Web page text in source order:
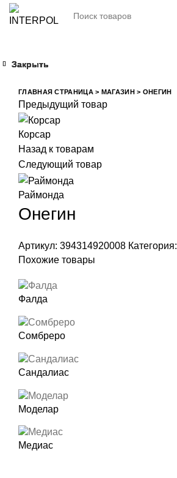
ГЛАВНАЯ СТРАНИЦА> МАГАЗИН> ОНЕГИН
Предыдущий товар
Корсар
Назад к товарам
Следующий товар
Раймонда
Онегин
Артикул: 394314920008 Категория:
Похожие товары
Фалда
Сомбреро
Сандалиас
Моделар
Медиас
Закрыть
Закрыть
Закрыть
Закрыть